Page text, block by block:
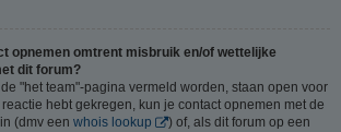
opnemen omtrent misbruik en/of wettelijke
dit forum?
"het team"-pagina vermeld worden, staan open voor
hebt gekregen, kun je contact opnemen met de
(dmv een whois lookup
) of, als dit forum op een